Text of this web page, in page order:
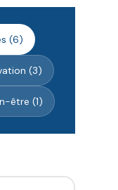
(6)
(3)
être (1)